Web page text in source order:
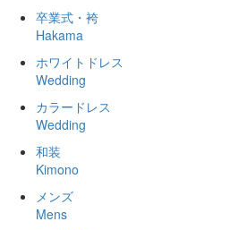
卒業式・袴
Hakama
ホワイトドレス
Wedding
カラードレス
Wedding
和装
Kimono
メンズ
Mens